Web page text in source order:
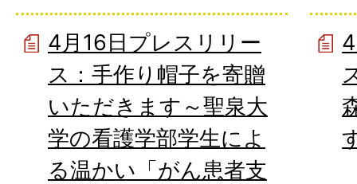
4月16日プレスリリー
ス：手作り帽子を寄贈
いただきます～聖泉大
学の看護学部学生によ
る温かい「がん患者支